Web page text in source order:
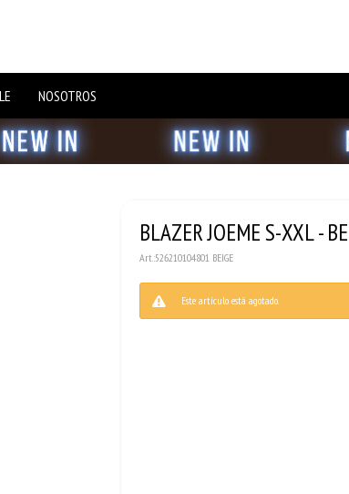
NOSOTROS
BLAZER JOEME S-XXL -
526210104801 BEIGE
Este artículo está agotado.